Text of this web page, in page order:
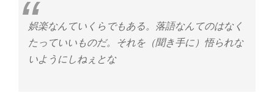
娯楽なんていくらでもある。落語なんてのはなく
たっていいものだ。それを（聞き手に）悟られな
いようにしねぇとな